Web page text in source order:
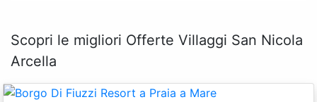
Scopri le migliori Offerte Villaggi San Nicola
Arcella